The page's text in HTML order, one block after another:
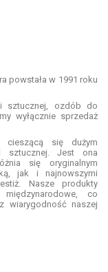
powstała w 1991 roku
sztucznej, ozdób do
wyłącznie sprzedaż
się dużym
sztucznej. Jest ona
się oryginalnym
jak i najnowszymi
Nasze produkty
co
wiarygodność naszej